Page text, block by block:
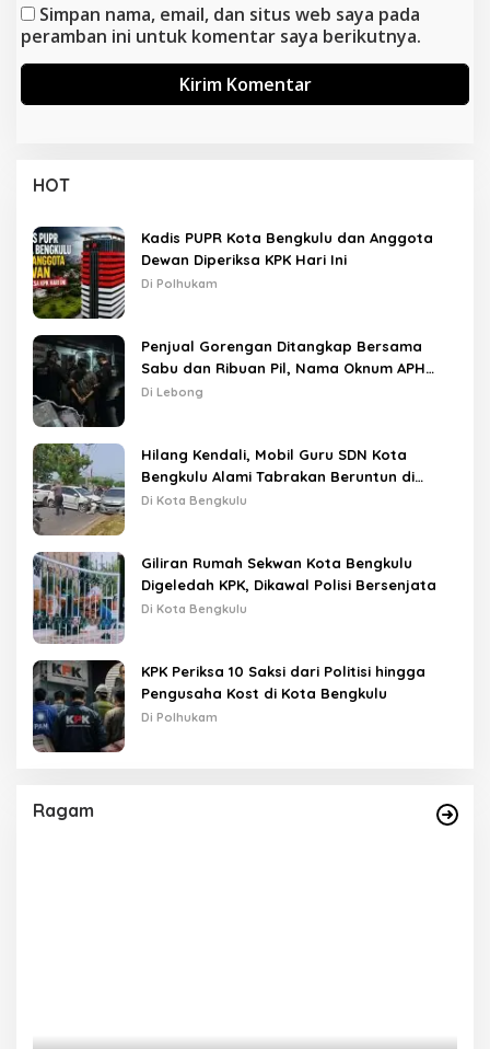
Simpan nama, email, dan situs web saya pada
peramban ini untuk komentar saya berikutnya.
HOT
Kadis PUPR Kota Bengkulu dan Anggota
Dewan Diperiksa KPK Hari Ini
Di Polhukam
Penjual Gorengan Ditangkap Bersama
Sabu dan Ribuan Pil, Nama Oknum APH
Disebut Saat Interogasi
Di Lebong
Hilang Kendali, Mobil Guru SDN Kota
Bengkulu Alami Tabrakan Beruntun di
Lampu Merah
Di Kota Bengkulu
Giliran Rumah Sekwan Kota Bengkulu
Digeledah KPK, Dikawal Polisi Bersenjata
Di Kota Bengkulu
KPK Periksa 10 Saksi dari Politisi hingga
Pengusaha Kost di Kota Bengkulu
Di Polhukam
Ragam